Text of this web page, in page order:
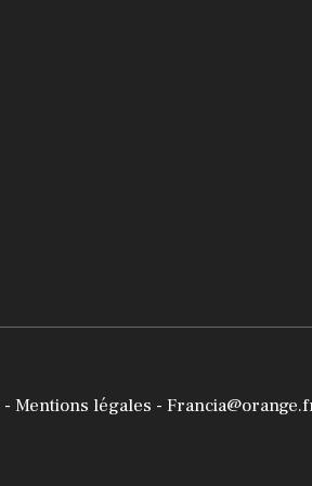
- Mentions légales -